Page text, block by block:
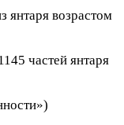
частей янтаря